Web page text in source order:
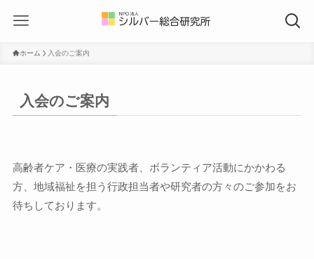
ホーム 入会のご案内
入会のご案内
高齢者ケア・医療の実践者、ボランティア活動にかかわる
方、地域福祉を担う行政担当者や研究者の方々のご参加をお
待ちしております。